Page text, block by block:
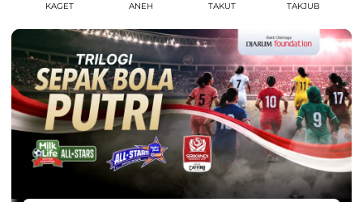
KAGET ANEH TAKUT TAKJUB